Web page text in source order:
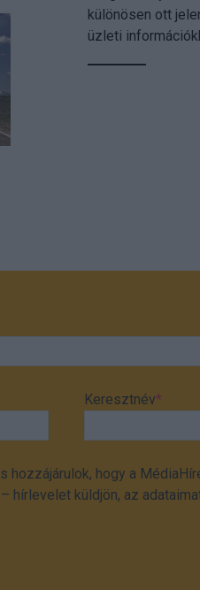
különösen ott
üzleti
Keresztnév*
hozzájárulok, hogy a
hírlevelet küldjön, az